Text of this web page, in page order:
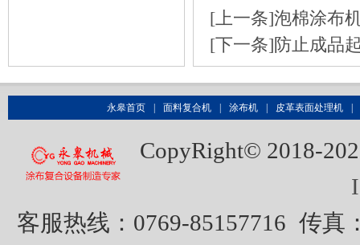
[上一条]泡棉涂布
[下一条] 防止成品
永皋首页 面料复合机 涂布机 皮革表面处理机
CopyRight© 2018-
客服热线：0769-85157716 传真